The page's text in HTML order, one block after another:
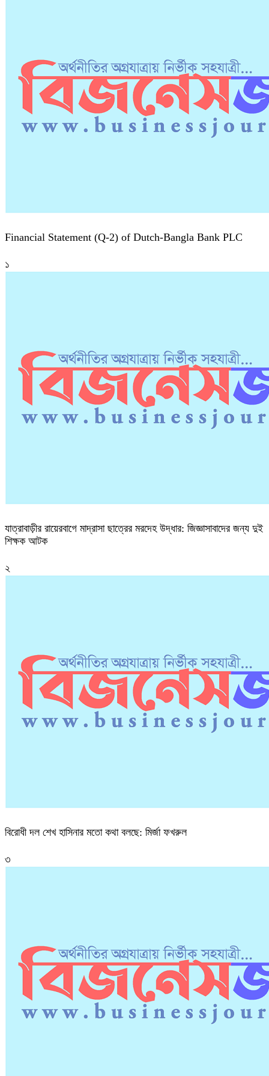
Financial Statement (Q-2) of Dutch-Bangla Bank PLC
১
যাত্রাবাড়ীর রায়েরবাগে মাদ্রাসা ছাত্রের মরদেহ উদ্ধার: জিজ্ঞাসাবাদের জন্য দুই
শিক্ষক আটক
২
বিরোধী দল শেখ হাসিনার মতো কথা বলছে: মির্জা ফখরুল
৩